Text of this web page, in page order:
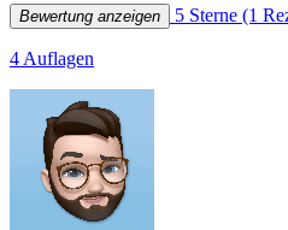
Bewertung anzeigen 5 Sterne (1
4 Auflagen